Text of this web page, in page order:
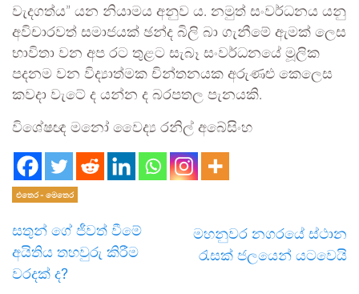
වැදගත්ය” යන නියාමය අනුව ය. නමුත් සංවර්ධනය යනු
අවිචාරවත් සමාජයක් ඡන්ද බිලි බා ගැනීමේ ඇමක් ලෙස
භාවිතා වන අප රට තුළට සැබෑ සංවර්ධනයේ මූලික
පදනම වන විද්‍යාත්මක චින්තනයක අරුණළු කෙලෙස
කවදා වැටේ ද යන්න ද බරපතල පැනයකි.
විශේෂඥ මනෝ වෛද්‍ය රනිල් අබේසිංහ
එතෙර - මෙතෙර
සතුන් ගේ ජීවත් වීමේ
අයිතිය තහවුරු කිරීම
වරදක් ද?
මහනුවර නගරයේ ස්ථාන
රැසක් ජලයෙන් යටවෙයි